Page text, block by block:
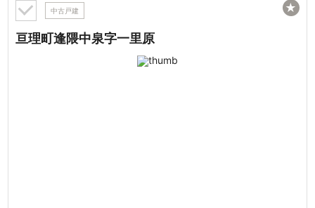
中古戸建
亘理町逢隈中泉字一里原
★